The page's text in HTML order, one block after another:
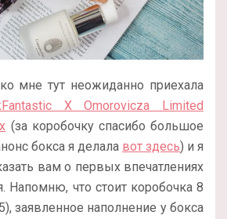
мне тут неожиданно приехала
X Omorovicza Limited
(за коробочку спасибо большое
бокса я делала вот здесь) и я
вам о первых впечатлениях
Напомню, что стоит коробочка 8
заявленное наполнение у бокса